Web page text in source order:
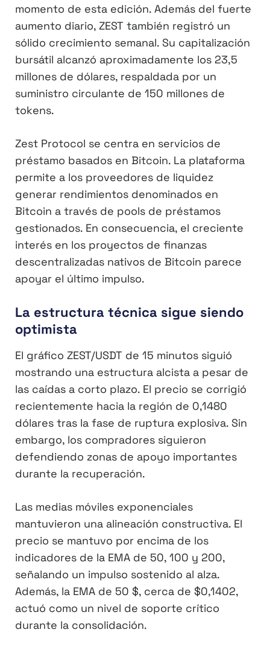
momento de esta edición. Además del fuerte
aumento diario, ZEST también registró un
sólido crecimiento semanal. Su capitalización
bursátil alcanzó aproximadamente los 23,5
millones de dólares, respaldada por un
suministro circulante de 150 millones de
tokens.
Zest Protocol se centra en servicios de
préstamo basados en Bitcoin. La plataforma
permite a los proveedores de liquidez
generar rendimientos denominados en
Bitcoin a través de pools de préstamos
gestionados. En consecuencia, el creciente
interés en los proyectos de finanzas
descentralizadas nativos de Bitcoin parece
apoyar el último impulso.
La estructura técnica sigue siendo
optimista
El gráfico ZEST/USDT de 15 minutos siguió
mostrando una estructura alcista a pesar de
las caídas a corto plazo. El precio se corrigió
recientemente hacia la región de 0,1480
dólares tras la fase de ruptura explosiva. Sin
embargo, los compradores siguieron
defendiendo zonas de apoyo importantes
durante la recuperación.
Las medias móviles exponenciales
mantuvieron una alineación constructiva. El
precio se mantuvo por encima de los
indicadores de la EMA de 50, 100 y 200,
señalando un impulso sostenido al alza.
Además, la EMA de 50 $, cerca de $0,1402,
actuó como un nivel de soporte crítico
durante la consolidación.